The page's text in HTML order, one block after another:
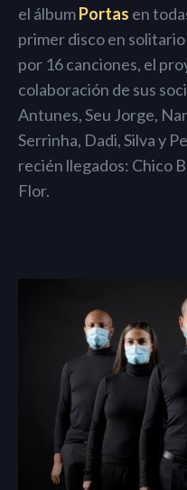
el álbumPortas en
primer disco en
por 16 canciones, el
colaboración de sus
Antunes, Seu Jorge,
Serrinha, Dadi, Silva y
recién llegados: Chico
Flor.